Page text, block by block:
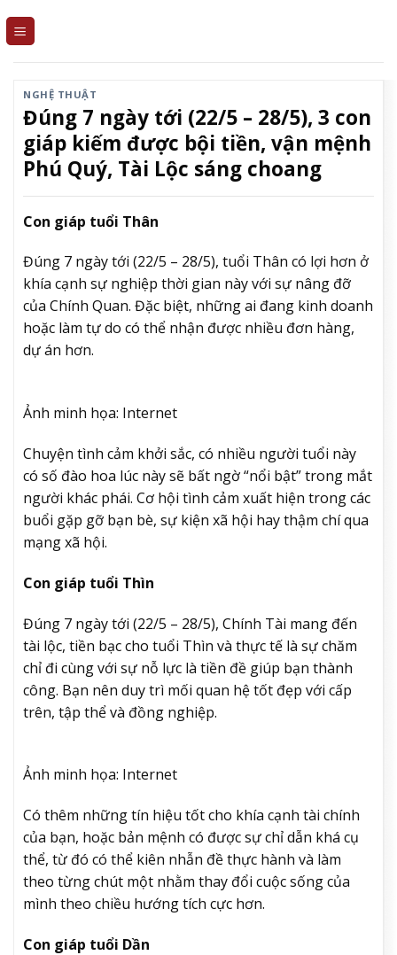
NGHỆ THUẬT
Đúng 7 ngày tới (22/5 – 28/5), 3 con
giáp kiếm được bội tiền, vận mệnh
Phú Quý, Tài Lộc sáng choang
Con giáp tuổi Thân
Đúng 7 ngày tới (22/5 – 28/5), tuổi Thân có lợi hơn ở
khía cạnh sự nghiệp thời gian này với sự nâng đỡ
của Chính Quan. Đặc biệt, những ai đang kinh doanh
hoặc làm tự do có thể nhận được nhiều đơn hàng,
dự án hơn.
Ảnh minh họa: Internet
Chuyện tình cảm khởi sắc, có nhiều người tuổi này
có số đào hoa lúc này sẽ bất ngờ “nổi bật” trong mắt
người khác phái. Cơ hội tình cảm xuất hiện trong các
buổi gặp gỡ bạn bè, sự kiện xã hội hay thậm chí qua
mạng xã hội.
Con giáp tuổi Thìn
Đúng 7 ngày tới (22/5 – 28/5), Chính Tài mang đến
tài lộc, tiền bạc cho tuổi Thìn và thực tế là sự chăm
chỉ đi cùng với sự nỗ lực là tiền đề giúp bạn thành
công. Bạn nên duy trì mối quan hệ tốt đẹp với cấp
trên, tập thể và đồng nghiệp.
Ảnh minh họa: Internet
Có thêm những tín hiệu tốt cho khía cạnh tài chính
của bạn, hoặc bản mệnh có được sự chỉ dẫn khá cụ
thể, từ đó có thể kiên nhẫn đề thực hành và làm
theo từng chút một nhằm thay đổi cuộc sống của
mình theo chiều hướng tích cực hơn.
Con giáp tuổi Dần